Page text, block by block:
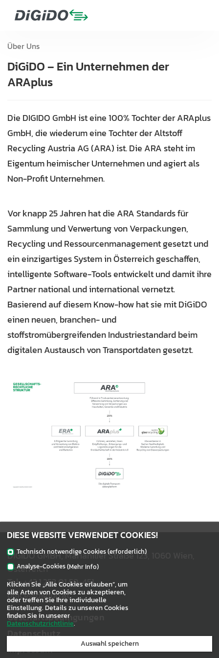
Über Uns
DiGiDO – Ein Unternehmen der
ARAplus
Die DIGIDO GmbH ist eine 100% Tochter der ARAplus
GmbH, die wiederum eine Tochter der Altstoff
Recycling Austria AG (ARA) ist. Die ARA steht im
Eigentum heimischer Unternehmen und agiert als
Non-Profit Unternehmen.
Vor knapp 25 Jahren hat die ARA Standards für
Sammlung und Verwertung von Verpackungen,
Recycling und Ressourcenmanagement gesetzt und
ein einzigartiges System in Österreich geschaffen,
intelligente Software-Tools entwickelt und damit ihre
Partner national und international vernetzt.
Basierend auf diesem Know-how hat sie mit DiGiDO
einen neuen, branchen- und
stoffstromübergreifenden Industriestandard beim
digitalen Austausch von Transportdaten gesetzt.
DIGIDO GMBH, Mariahilfer Straße 123, 1060 Wien,
Österreich
Tel.:+43.1.253 01 59-451
office@digido.at
Geschäftsbedingungen
Datenschutz
Impressum
DIESE WEBSITE VERWENDET COOKIES!
Technisch notwendige Cookies (erforderlich)
Analyse-Cookies(Mehr Info)
Diese Cookies sammeln aggregierte Informationen darüber, wie unsere Website
genutzt wird.
Klicken Sie „Alle Cookies erlauben“, um
alle Arten von Cookies zu akzeptieren,
oder treffen Sie Ihre individuelle
Einstellung. Details zu unseren Cookies
finden Sie in unserer
Datenschutzrichtlinie.
Auswahl speichern